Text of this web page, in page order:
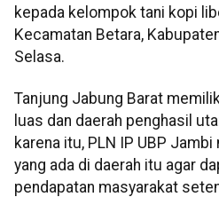
kepada kelompok tani kopi
Kecamatan Betara,
Selasa.
Tanjung Jabung Barat
luas dan daerah penghasil
karena itu, PLN IP UBP
yang ada di daerah itu agar
pendapatan masyarakat